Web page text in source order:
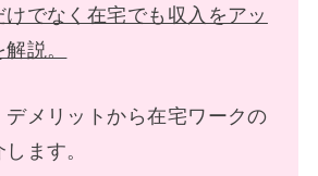
けでなく在宅でも収入をアッ
説。
デメリットから在宅ワークの
ます。